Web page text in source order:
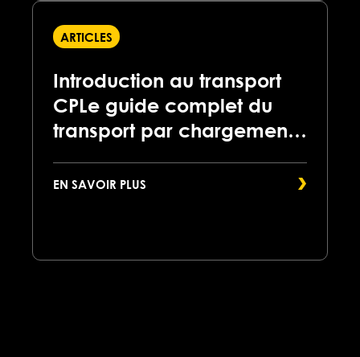
ARTICLES
Introduction au transport
CPLe guide complet du
transport par chargement
EN SAVOIR PLUS